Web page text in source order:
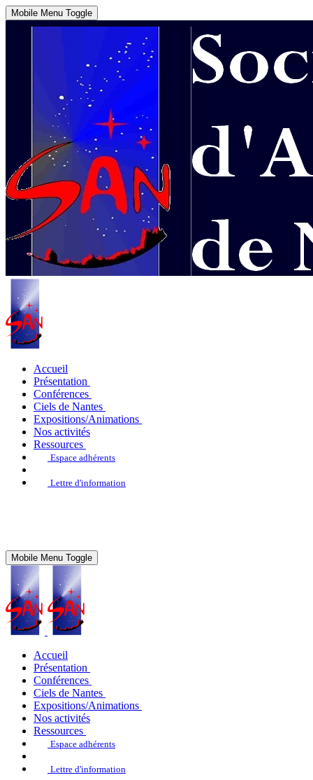
Mobile Menu Toggle
Accueil
Présentation
Conférences
Ciels de Nantes
Expositions/Animations
Nos activités
Ressources
Espace adhérents
Lettre d'information
Mobile Menu Toggle
Accueil
Présentation
Conférences
Ciels de Nantes
Expositions/Animations
Nos activités
Ressources
Espace adhérents
Lettre d'information